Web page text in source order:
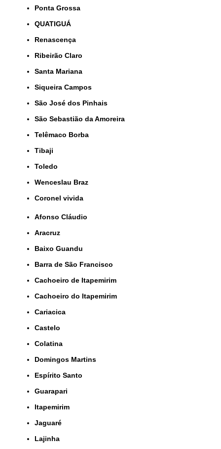
Ponta Grossa
QUATIGUÁ
Renascença
Ribeirão Claro
Santa Mariana
Siqueira Campos
São José dos Pinhais
São Sebastião da Amoreira
Telêmaco Borba
Tibaji
Toledo
Wenceslau Braz
coronel vivida
Afonso Cláudio
Aracruz
Baixo Guandu
Barra de São Francisco
Cachoeiro de Itapemirim
Cachoeiro do Itapemirim
Cariacica
Castelo
Colatina
Domingos Martins
Espírito Santo
Guarapari
Itapemirim
Jaguaré
Lajinha